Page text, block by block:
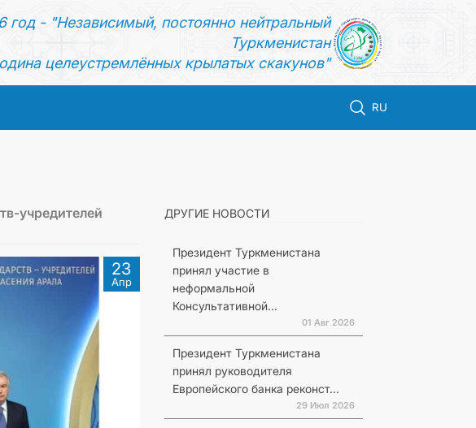
год - "Независимый, постоянно нейтральный
Туркменистан
целеустремлённых крылатых скакунов"
RU
учредителей
23
Апр
ДРУГИЕ НОВОСТИ
Президент Туркменистана
принял участие в
неформальной
Консультативной...
01 Авг 2026
Президент Туркменистана
принял руководителя
Европейского банка реконст...
29 Июл 2026